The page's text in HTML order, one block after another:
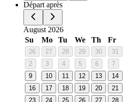
Départ après
August 2026
Su
Mo Tu We Th Fr
26 27 28 29 30 31
2
3 4 5 6 7
9
10 11 12 13 14
16
17 18 19 20 21
23
24 25 26 27 28